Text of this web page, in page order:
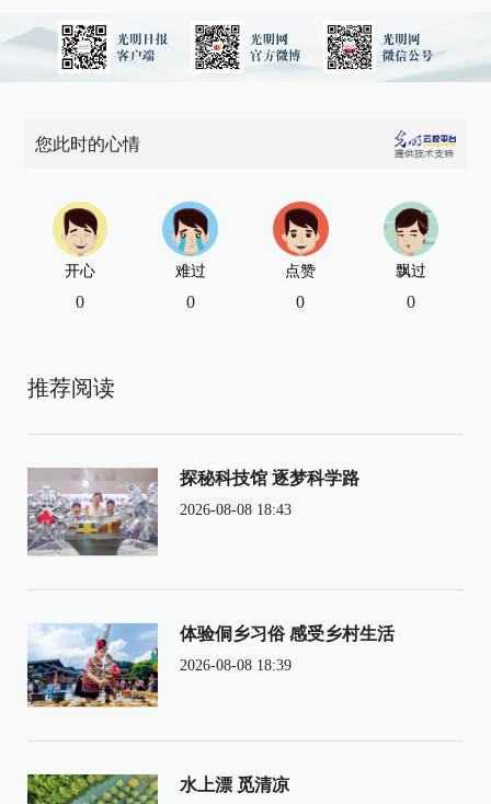
您此时的心情
开心
0
难过
0
点赞
0
飘过
0
推荐阅读
探秘科技馆 逐梦科学路
2026-08-08 18:43
体验侗乡习俗 感受乡村生活
2026-08-08 18:39
水上漂 觅清凉